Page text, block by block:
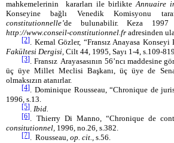
mahkemelerinin
kararları ile birlikteAnnuaire
Konseyine bağlı Venedik Komisyonu
constitutionnelle’de bulunabilir. Keza 1997
http://www.conseil-constitutionnel.fr adresinden
[2]. Kemal Gözler, “Fransız Anayasa
Fakültesi Dergisi, Cilt 44, 1995, Sayı 1-4, s.109-
[3]. Fransız Arayasasının 56’ncı maddesine
üç üye Millet Meclisi Başkanı, üç üye de
olmaksızın atanırlar.
[4]. Dominique Rousseau, “Chronique de
1996, s.13.
[5]. ­­­Ibid.
[6]. Thierry Di Manno, “Chronique de
consitutionnel, 1996, no.26, s.382.
[7]. Rousseau,op. cit.,s.56.